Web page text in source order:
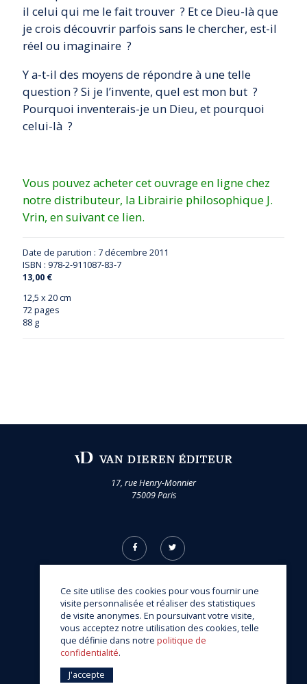
il celui qui me le fait trouver ? Et ce Dieu-là que
je crois découvrir parfois sans le chercher, est-il
réel ou ­imaginaire ?
Y a-t-il des moyens de répondre à une telle
question ? Si je l’invente, quel est mon but ?
Pourquoi inventerais-je un Dieu, et pourquoi
celui-là ?
Vous pouvez acheter cet ouvrage en ligne chez
notre distributeur, la Librairie philosophique J.
Vrin, en suivant ce lien.
Date de parution : 7 décembre 2011
ISBN : 978-2-911087-83-7
13,00 €
12,5 x 20 cm
72 pages
88 g
17, rue Henry-Monnier
75009 Paris
© Van Dieren Éditeur 2026
une réalisation Sitedit
Ce site utilise des cookies pour vous fournir une
visite personnalisée et réaliser des statistiques
de visite anonymes. En poursuivant votre visite,
vous acceptez notre utilisation des cookies, telle
que définie dans notre politique de
confidentialité.
J'accepte